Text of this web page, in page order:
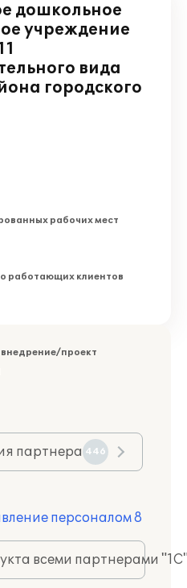
дошкольное
учреждение
вида
городского
рабочих мест
работающих клиентов
проект
партнера 446
персоналом 8
всеми партнерами